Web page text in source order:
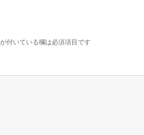
が付いている欄は必須項目です